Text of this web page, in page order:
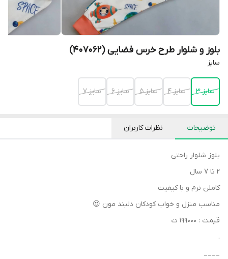
بلوز و شلوار طرح خرس فضایی (407062)
سایز
سایز 3 سایز 4 سایز 5 سایز 6 سایز 7
توضیحات نظرات کاربران
بلوز شلوار راحتی
۲ تا ۷ سال
کاملن نرم و با کیفیت
مناسب منزل و خواب کودکان دلبند مون 😍
قیمت : ۱۹۹۰۰۰ ت
.
____